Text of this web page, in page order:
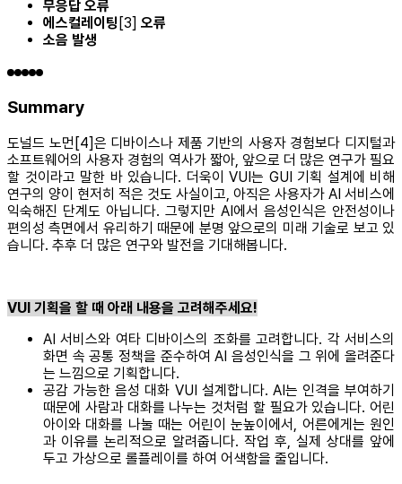
무응답 오류
에스컬레이팅 [3] 오류
소음 발생
Summary
도널드 노먼[4]은 디바이스나 제품 기반의 사용자 경험보다 디지털과
소프트웨어의 사용자 경험의 역사가 짧아, 앞으로 더 많은 연구가 필요
할 것이라고 말한 바 있습니다. 더욱이 VUI는 GUI 기획 설계에 비해
연구의 양이 현저히 적은 것도 사실이고, 아직은 사용자가 AI 서비스에
익숙해진 단계도 아닙니다. 그렇지만 AI에서 음성인식은 안전성이나
편의성 측면에서 유리하기 때문에 분명 앞으로의 미래 기술로 보고 있
습니다. 추후 더 많은 연구와 발전을 기대해봅니다.
VUI 기획을 할 때 아래 내용을 고려해주세요!
AI 서비스와 여타 디바이스의 조화를 고려합니다. 각 서비스의
화면 속 공통 정책을 준수하여 AI 음성인식을 그 위에 올려준다
는 느낌으로 기획합니다.
공감 가능한 음성 대화 VUI 설계합니다. AI는 인격을 부여하기
때문에 사람과 대화를 나누는 것처럼 할 필요가 있습니다. 어린
아이와 대화를 나눌 때는 어린이 눈높이에서, 어른에게는 원인
과 이유를 논리적으로 알려줍니다. 작업 후, 실제 상대를 앞에
두고 가상으로 롤플레이를 하여 어색함을 줄입니다.